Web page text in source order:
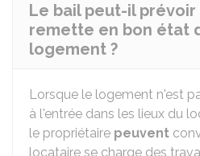
Le bail peut-il
remette en bon état
logement ?
Lorsque le logement n'est
à l'entrée dans les lieux du
le propriétaire peuvent
locataire se charge des